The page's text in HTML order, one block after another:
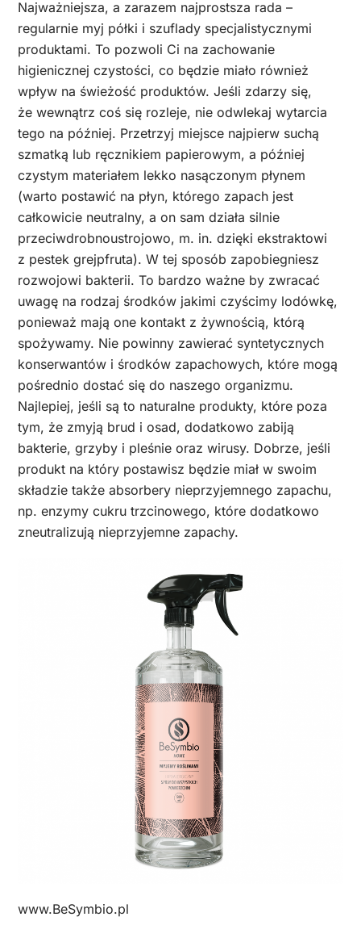
Najważniejsza, a zarazem najprostsza rada –
regularnie myj półki i szuflady specjalistycznymi
produktami. To pozwoli Ci na zachowanie
higienicznej czystości, co będzie miało również
wpływ na świeżość produktów. Jeśli zdarzy się,
że wewnątrz coś się rozleje, nie odwlekaj wytarcia
tego na później. Przetrzyj miejsce najpierw suchą
szmatką lub ręcznikiem papierowym, a później
czystym materiałem lekko nasączonym płynem
(warto postawić na płyn, którego zapach jest
całkowicie neutralny, a on sam działa silnie
przeciwdrobnoustrojowo, m. in. dzięki ekstraktowi
z pestek grejpfruta). W tej sposób zapobiegniesz
rozwojowi bakterii. To bardzo ważne by zwracać
uwagę na rodzaj środków jakimi czyścimy lodówkę,
ponieważ mają one kontakt z żywnością, którą
spożywamy. Nie powinny zawierać syntetycznych
konserwantów i środków zapachowych, które mogą
pośrednio dostać się do naszego organizmu.
Najlepiej, jeśli są to naturalne produkty, które poza
tym, że zmyją brud i osad, dodatkowo zabiją
bakterie, grzyby i pleśnie oraz wirusy. Dobrze, jeśli
produkt na który postawisz będzie miał w swoim
składzie także absorbery nieprzyjemnego zapachu,
np. enzymy cukru trzcinowego, które dodatkowo
zneutralizują nieprzyjemne zapachy.
www.BeSymbio.pl